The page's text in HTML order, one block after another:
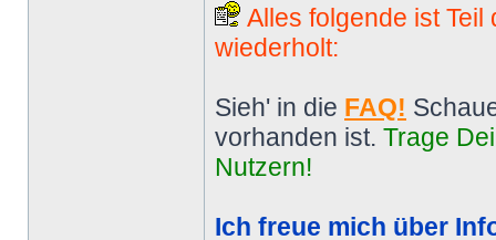
Alles folgende ist
wiederholt:
Sieh' in die FAQ!
vorhanden ist. Trage
Nutzern!
Ich freue mich über